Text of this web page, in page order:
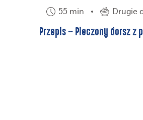
55 min Drugie
Przepis – Pieczony dorsz z